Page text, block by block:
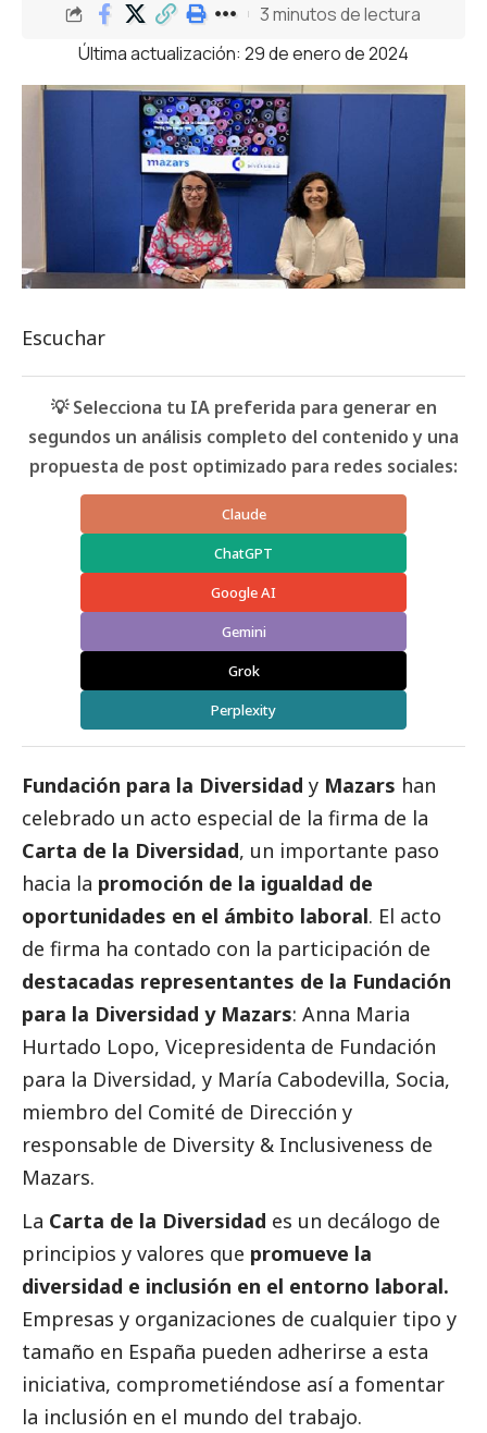
Última actualización: 29 de enero de 2024
3 minutos de lectura
Escuchar
💡 Selecciona tu IA preferida para generar en
segundos un análisis completo del contenido y una
propuesta de post optimizado para redes sociales:
Claude
ChatGPT
Google AI
Gemini
Grok
Perplexity
Fundación para la Diversidad y Mazars han
celebrado un acto especial de la firma de la
Carta de la Diversidad, un importante paso
hacia la promoción de la igualdad de
oportunidades en el ámbito laboral. El acto
de firma ha contado con la participación de
destacadas representantes de la Fundación
para la Diversidad y Mazars: Anna Maria
Hurtado Lopo, Vicepresidenta de Fundación
para la Diversidad, y María Cabodevilla, Socia,
miembro del Comité de Dirección y
responsable de Diversity & Inclusiveness de
Mazars.
La Carta de la Diversidad es un decálogo de
principios y valores que promueve la
diversidad e inclusión en el entorno laboral.
Empresas y organizaciones de cualquier tipo y
tamaño en España pueden adherirse a esta
iniciativa, comprometiéndose así a fomentar
la inclusión en el mundo del trabajo.